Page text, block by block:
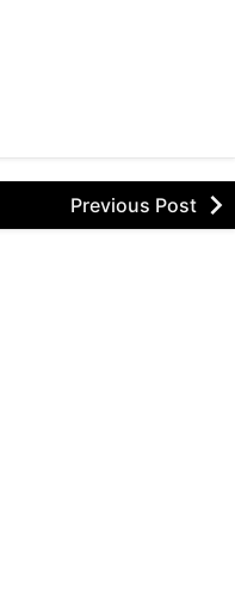
Previous Post